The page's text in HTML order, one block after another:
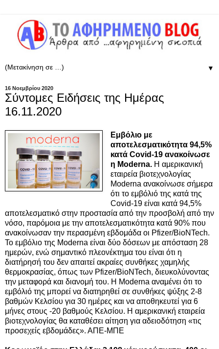
▼
16 Νοεμβρίου 2020
Σύντομες Ειδήσεις της Ημέρας
16.11.2020
Εμβόλιο με
αποτελεσματικότητα 94,5%
κατά Covid-19 ανακοίνωσε
η Moderna. Η αμερικανική
εταιρεία βιοτεχνολογίας
Moderna ανακοίνωσε σήμερα
ότι το εμβόλιό της κατά της
Covid-19 είναι κατά 94,5%
αποτελεσματικό στην προστασία από την προσβολή από την
νόσο, παρόμοια με την αποτελεσματικότητα κατά 90% που
ανακοίνωσαν την περασμένη εβδομάδα οι Pfizer/BioNTech.
Το εμβόλιο της Moderna είναι δύο δόσεων με απόσταση 28
ημερών, ενώ σημαντικό πλεονέκτημα του είναι ότι η
διατήρησή του δεν απαιτεί ακραίες συνθήκες χαμηλής
θερμοκρασίας, όπως των Pfizer/BioNTech, διευκολύνοντας
την μεταφορά και διανομή του. Η Moderna αναμένει ότι το
εμβόλιό της μπορεί να διατηρηθεί σε συνθήκες ψύξης 2-8
βαθμών Κελσίου για 30 ημέρες και να αποθηκευτεί για 6
μήνες στους -20 βαθμούς Κελσίου. Η αμερικανική εταιρεία
βιοτεχνολογίας θα καταθέσει αίτηση για αδειοδότηση «τις
προσεχείς εβδομάδες». ΑΠΕ-ΜΠΕ